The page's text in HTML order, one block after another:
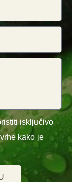
isključivo
kako je